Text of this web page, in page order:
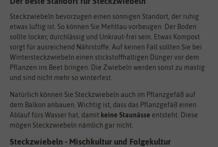
Steckzwiebeln bevorzugen einen sonnigen Standort, der ruhig
etwas luftig ist. So können Sie Mehltau vorbeugen. Der Boden
sollte locker, durchlässig und Unkraut-frei sein. Etwas Kompost
sorgt für ausreichend Nährstoffe. Auf keinen Fall sollten Sie bei
Wintersteckzwiebeln einen stickstoffhaltigen Dünger vor dem
Pflanzen ins Beet bringen. Die Zwiebeln werden sonst zu mastig
und sind nicht mehr so winterfest.
Natürlich können Sie Steckzwiebeln auch im Pflanzgefäß auf
dem Balkon anbauen. Wichtig ist, dass das Pflanzgefäß einen
Ablauf fürs Wasser hat, damit keine Staunässe entsteht. Diese
mögen Steckzwiebeln nämlich gar nicht.
Steckzwiebeln - Mischkultur und Folgekultur